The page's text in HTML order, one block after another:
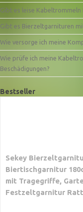
Gibt es leise
Gibt es Bierzeltgarnituren
Wie versorge ich meine
Wie prüfe ich meine
Beschädigungen?
Bestseller
Sekey
Biertischgarnitur
mit Tragegriffe,
Festzeltgarnitur